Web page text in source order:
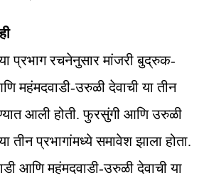
प्रभाग रचनेनुसार मांजरी बुद्रुक-
महंमदवाडी-उरुळी देवाची या तीन
आली होती. फुरसुंगी आणि उरुळी
तीन प्रभागांमध्ये समावेश झाला होता.
आणि महंमदवाडी-उरुळी देवाची या